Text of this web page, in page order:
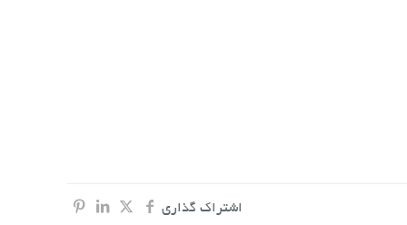
اشتراک گذاری